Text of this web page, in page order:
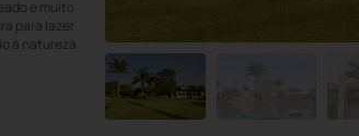
e muito
para lazer
à natureza